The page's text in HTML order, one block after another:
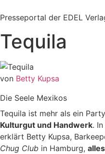
Inhalt
Presseportal der EDEL
Tequila
von Betty Kupsa
Die Seele Mexikos
Tequila ist mehr als ein
Kulturgut und Handwerk.
erklärt Betty Kupsa,
Chug Club in Hamburg,